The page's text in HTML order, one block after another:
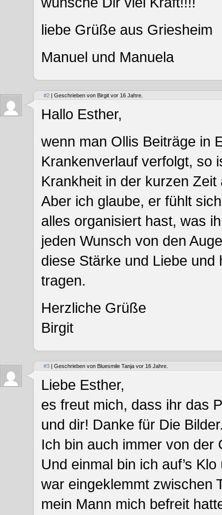
liebe Grüße aus Griesheim
Manuel und Manuela
#2 | Geschrieben von Birgit vor 16 Jahre.
Hallo Esther,
wenn man Ollis Beiträge in
Krankenverlauf verfolgt, so
Krankheit in der kurzen
Aber ich glaube, er fühlt
alles organisiert hast, was
jeden Wunsch von den
diese Stärke und Liebe
tragen.
Herzliche Grüße
Birgit
#3 | Geschrieben von Bluesmile Tanja vor 16 Jahre.
Liebe Esther,
es freut mich, dass ihr das
und dir! Danke für Die
Ich bin auch immer von der
Und einmal bin ich auf’s
war eingeklemmt zwischen
mein Mann mich befreit